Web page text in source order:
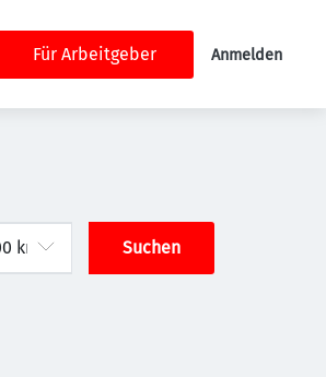
Für Arbeitgeber Anmelden
Suchen